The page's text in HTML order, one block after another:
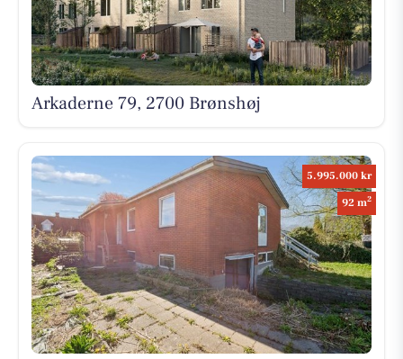
Arkaderne 79, 2700 Brønshøj
5.995.000 kr
92 m2